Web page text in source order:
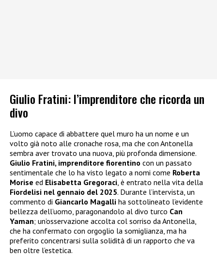
Giulio Fratini: l’imprenditore che ricorda un
divo
L’uomo capace di abbattere quel muro ha un nome e un
volto già noto alle cronache rosa, ma che con Antonella
sembra aver trovato una nuova, più profonda dimensione.
Giulio Fratini, imprenditore fiorentino con un passato
sentimentale che lo ha visto legato a nomi come Roberta
Morise ed Elisabetta Gregoraci, è entrato nella vita della
Fiordelisi nel gennaio del 2025. Durante l’intervista, un
commento di Giancarlo Magalli ha sottolineato l’evidente
bellezza dell’uomo, paragonandolo al divo turco Can
Yaman; un’osservazione accolta col sorriso da Antonella,
che ha confermato con orgoglio la somiglianza, ma ha
preferito concentrarsi sulla solidità di un rapporto che va
ben oltre l’estetica.